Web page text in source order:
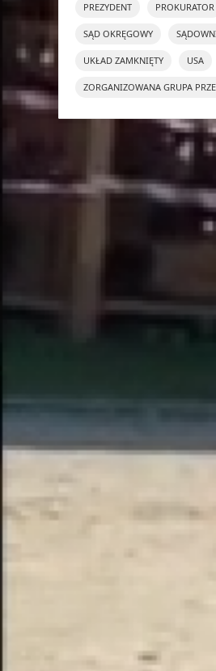
PREZYDENT PROKURATOR
SĄD OKRĘGOWY
UKŁAD ZAMKNIĘTY USA
ZORGANIZOWANA GRUPA